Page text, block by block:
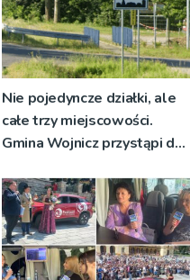
Nie pojedyncze działki, ale
całe trzy miejscowości.
Gmina Wojnicz przystąpi do
planistycznych